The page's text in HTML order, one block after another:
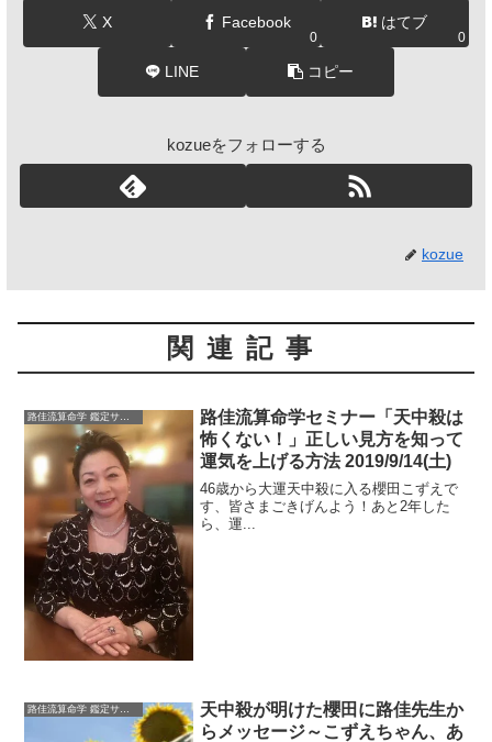
X Facebook
0
はてブ
0
LINE コピー
kozueをフォローする
kozue
関連記事
路佳流算命学 鑑定サロン
路佳流算命学セミナー「天中殺は
怖くない！」正しい見方を知って
運気を上げる方法 2019/9/14(土)
46歳から大運天中殺に入る櫻田こずえで
す、皆さまごきげんよう！あと2年した
ら、運...
天中殺が明けた櫻田に路佳先生か
らメッセージ～こずえちゃん、あ